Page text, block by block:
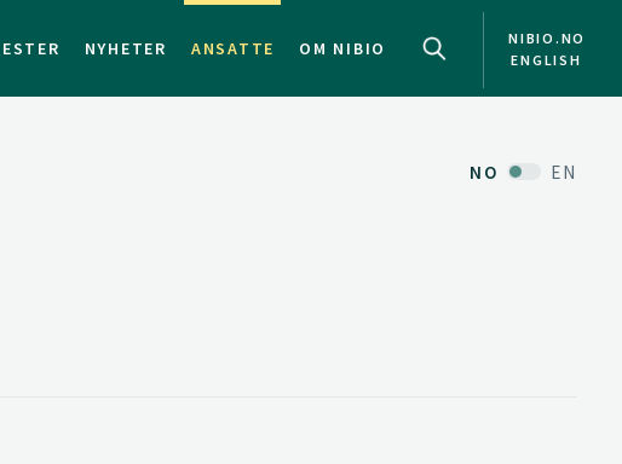
NYHETER ANSATTE OM NIBIO
NIBIO.NO
ENGLISH
NO EN